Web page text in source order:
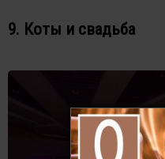
9. Коты и свадьба